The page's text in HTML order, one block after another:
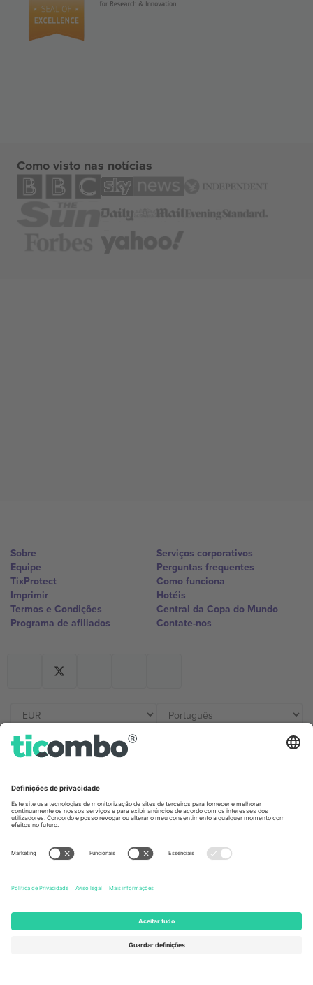
Como visto nas notícias
Sobre
Equipe
TixProtect
Imprimir
Termos e Condições
Programa de afiliados
Serviços corporativos
Perguntas frequentes
Como funciona
Hotéis
Central da Copa do Mundo
Contate-nos
Germany
Unter den Linden 24, 10117
Berlin, Germany
167 City Road, London, Greater
131 Continental Dr, Suite 305,